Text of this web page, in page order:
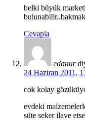
belki büyük
Cevapla
edanur
24 Haziran 2011,
cok kolay
evdeki
süte seker ilave